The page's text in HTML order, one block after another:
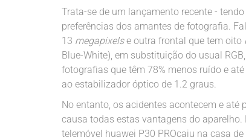
Trata-se de um lançamento recente -
preferências dos amantes de fotografia.
13 megapixelse outra frontal que tem oito
Blue-White), em substituição do usual
fotografias que têm 78% menos ruído e
ao estabilizador óptico de 1.2 graus.
No entanto, os acidentes acontecem e até
causa todas estas vantagens do aparelho.
telemóvel huawei P30 PROcaiu na casa